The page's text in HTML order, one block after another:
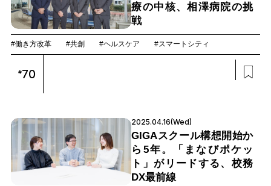
療の中核、相澤病院の挑
戦
#働き方改革 #共創 #ヘルスケア #スマートシティ
#70
2025.04.16(Wed)
GIGAスクール構想開始か
ら5年。「まなびポケッ
ト」がリードする、校務
DX最前線